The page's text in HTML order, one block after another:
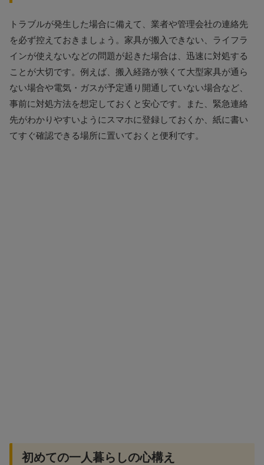
トラブルが発生した場合に備えて、業者や管理会社の連絡先
を必ず控えておきましょう。家具が搬入できない、ライフラ
インが使えないなどの問題が起きた場合は、迅速に対処する
ことが大切です。例えば、搬入経路が狭くて大型家具が通ら
ない場合や電気・ガスが予定通り開通していない場合など、
事前に対処方法を想定しておくと安心です。また、緊急連絡
先がわかりやすいようにスマホに登録しておくか、紙に書い
てすぐ確認できる場所に置いておくと便利です。
初めての一人暮らしの心構え